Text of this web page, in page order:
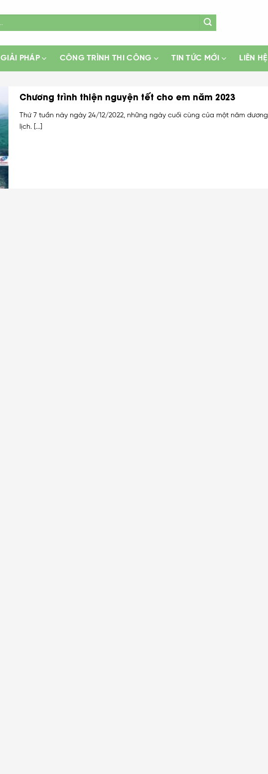
GIẢI PHÁP CÔNG TRÌNH THI CÔNG TIN TỨC MỚI LIÊN HỆ
Chương trình thiện nguyện tết cho em năm 2023
Thứ 7 tuần này ngày 24/12/2022, những ngày cuối cùng của một năm dương
lịch. [...]